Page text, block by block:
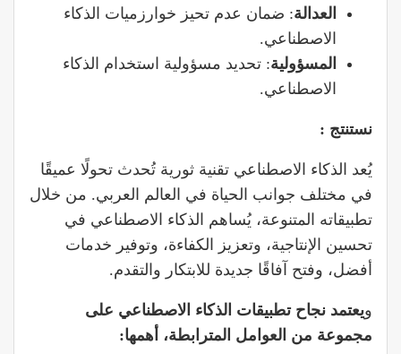
العدالة: ضمان عدم تحيز خوارزميات الذكاء
الاصطناعي.
المسؤولية: تحديد مسؤولية استخدام الذكاء
الاصطناعي.
نستنتج :
يُعد الذكاء الاصطناعي تقنية ثورية تُحدث تحولًا عميقًا
في مختلف جوانب الحياة في العالم العربي. من خلال
تطبيقاته المتنوعة، يُساهم الذكاء الاصطناعي في
تحسين الإنتاجية، وتعزيز الكفاءة، وتوفير خدمات
أفضل، وفتح آفاقًا جديدة للابتكار والتقدم.
ويعتمد نجاح تطبيقات الذكاء الاصطناعي على
مجموعة من العوامل المترابطة، أهمها: